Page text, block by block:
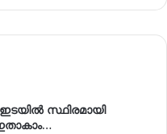
സ്ഥിരമായി